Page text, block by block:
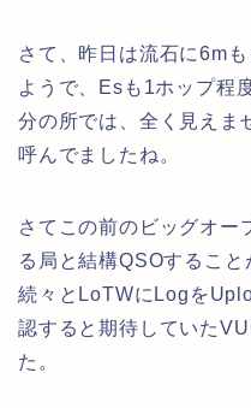
さて、昨日は流石に6m
ようで、Esも1ホップ程
分の所では、全く見えま
呼んでましたね。
さてこの前のビッグオ
る局と結構QSOすること
続々とLoTWにLogを
認すると期待していた
た。